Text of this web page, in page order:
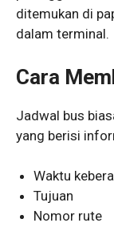
ditemukan di
dalam terminal.
Cara
Jadwal bus
yang berisi
Waktu
Tujuan
Nomor rute